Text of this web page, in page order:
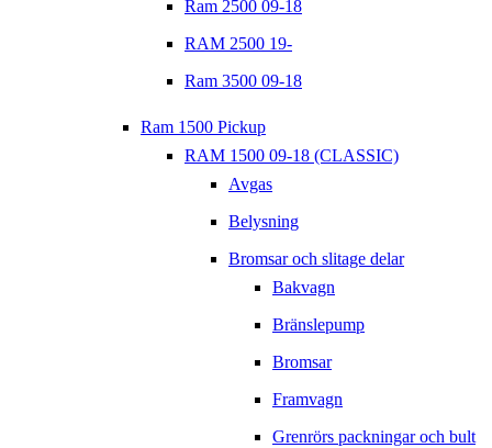
Ram 2500 09-18
RAM 2500 19-
Ram 3500 09-18
Ram 1500 Pickup
RAM 1500 09-18 (CLASSIC)
Avgas
Belysning
Bromsar och slitage delar
Bakvagn
Bränslepump
Bromsar
Framvagn
Grenrörs packningar och bult